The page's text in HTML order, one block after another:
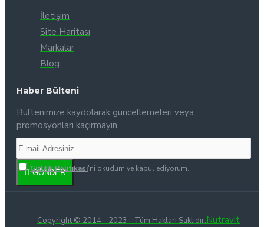
İletişim
Site Haritası
Markalar
Blog
Haber Bülteni
Bültenimize kaydolarak güncellemeleri veya
promosyonları kaçırmayın.
GÖNDER
Gizlilik Politikası'ni okudum ve kabul ediyorum.
Copyright © 2014 - 2023 - Tüm Hakları Saklıdır.Nutravit